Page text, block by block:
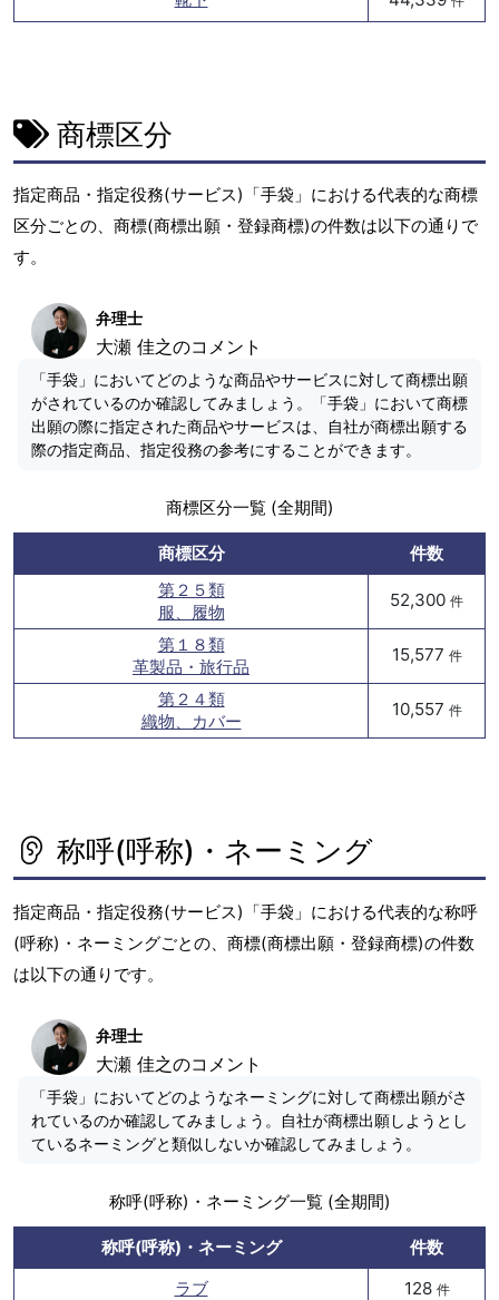
商標区分
指定商品・指定役務(サービス)「手袋」における代表的な商標
区分ごとの、商標(商標出願・登録商標)の件数は以下の通りで
す。
弁理士
大瀬 佳之のコメント
「手袋」においてどのような商品やサービスに対して商標出願
がされているのか確認してみましょう。「手袋」において商標
出願の際に指定された商品やサービスは、自社が商標出願する
際の指定商品、指定役務の参考にすることができます。
商標区分一覧 (全期間)
商標区分
件数
第２５類
服、履物
52,300 件
第１８類
革製品・旅行品
15,577 件
第２４類
織物、カバー
10,557 件
称呼(呼称)・ネーミング
指定商品・指定役務(サービス)「手袋」における代表的な称呼
(呼称)・ネーミングごとの、商標(商標出願・登録商標)の件数
は以下の通りです。
弁理士
大瀬 佳之のコメント
「手袋」においてどのようなネーミングに対して商標出願がさ
れているのか確認してみましょう。自社が商標出願しようとし
ているネーミングと類似しないか確認してみましょう。
称呼(呼称)・ネーミング一覧 (全期間)
称呼(呼称)・ネーミング
件数
ラブ
128 件